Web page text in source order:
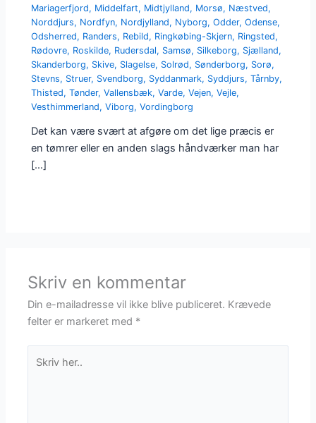
Mariagerfjord, Middelfart, Midtjylland, Morsø, Næstved,
Norddjurs, Nordfyn, Nordjylland, Nyborg,Odder,Odense,
Odsherred, Randers, Rebild, Ringkøbing-Skjern, Ringsted,
Rødovre, Roskilde, Rudersdal, Samsø, Silkeborg, Sjælland,
Skanderborg, Skive, Slagelse, Solrød, Sønderborg, Sorø,
Stevns, Struer, Svendborg, Syddanmark, Syddjurs,Tårnby,
Thisted,Tønder,Vallensbæk,Varde,Vejen,Vejle,
Vesthimmerland,Viborg,Vordingborg
Det kan være svært at afgøre om det lige præcis er
en tømrer eller en anden slags håndværker man har
[…]
Skriv en kommentar
Din e-mailadresse vil ikke blive publiceret. Krævede
felter er markeret med *
her..